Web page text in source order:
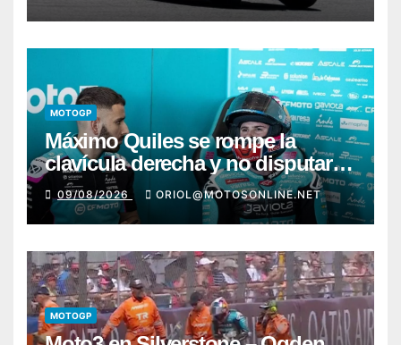
MOTOGP
Máximo Quiles se rompe la
clavícula derecha y no disputará
la carrera de Silverstone
09/08/2026 ORIOL@MOTOSONLINE.NET
MOTOGP